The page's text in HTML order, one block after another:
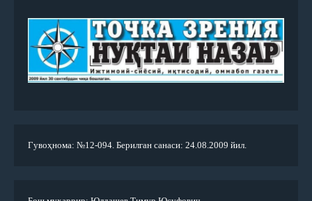
Гувоҳнома: №12-094. Берилган санаси: 24.08.2009 йил.